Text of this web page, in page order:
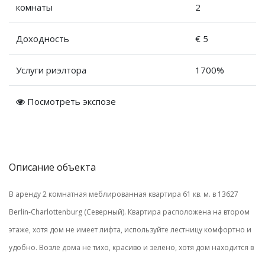
комнаты 2
Доходность € 5
Услуги риэлтора 1700%
Посмотреть экспозе
Описание объекта
В аренду 2 комнатная меблированная квартира 61 кв. м. в 13627
Berlin-Charlottenburg (Северный). Квартира расположена на втором
этаже, хотя дом не имеет лифта, используйте лестницу комфортно и
удобно. Возле дома не тихо, красиво и зелено, хотя дом находится в